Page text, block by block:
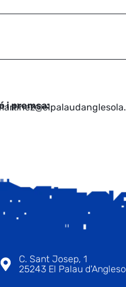
i premsa:
C. Sant Josep, 1
25243 El Palau